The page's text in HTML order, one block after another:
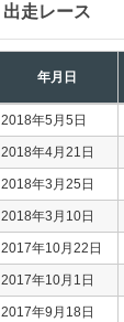
出走レース
年月日
2018年5月5日
2018年4月21日
2018年3月25日
2018年3月10日
2017年10月22日
2017年10月1日
2017年9月18日